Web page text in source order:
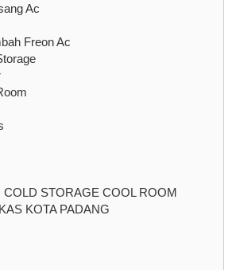
Ac
Freon Ac
COLD STORAGE COOL ROOM
KOTA PADANG